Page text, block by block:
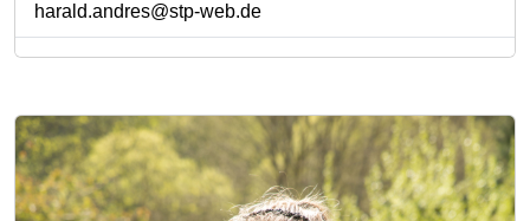
harald.andres@stp-web.de